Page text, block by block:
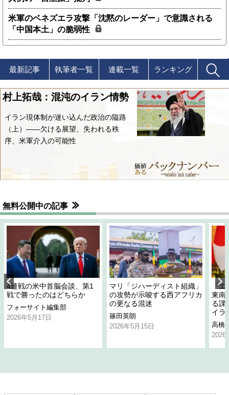
米軍のベネズエラ攻撃「沈黙のレーダー」で意識される
「中国本土」の脆弱性
最新記事 執筆者一覧 連載一覧 ランキング
村上拓哉：混沌のイラン情勢
イラン現体制が迷い込んだ政治の隘路
（上）――欠ける展望、失われる秩
序、米軍介入の可能性
無料公開中の記事
4連戦の米中首脳会談、第1
戦で勝ったのはどちらか
フォーサイト編集部
2026年5月17日
マリ「ジハーディスト組織」
の攻勢が示唆する西アフリカ
の更なる混迷
篠田英朗
2026年5月15日
「
東南
る課
イラ
高橋
2026